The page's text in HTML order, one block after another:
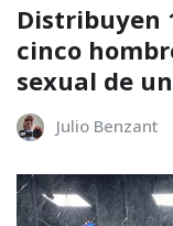
Distribuyen
cinco
sexual de
Julio Benzant